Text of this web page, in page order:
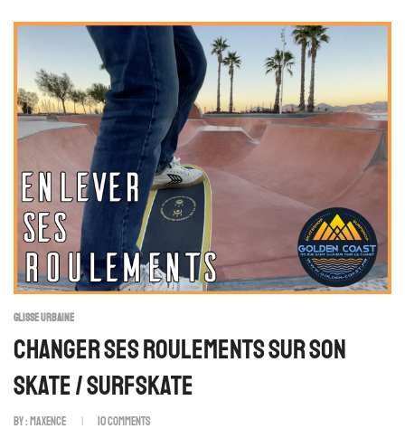
GLISSE URBAINE
Changer Ses Roulements Sur Son
Skate / Surfskate
By : Maxence 10Comments